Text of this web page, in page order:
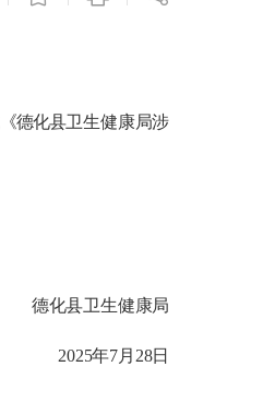
德化县卫生健康局涉
德化县卫生健康局
2025年7月28日